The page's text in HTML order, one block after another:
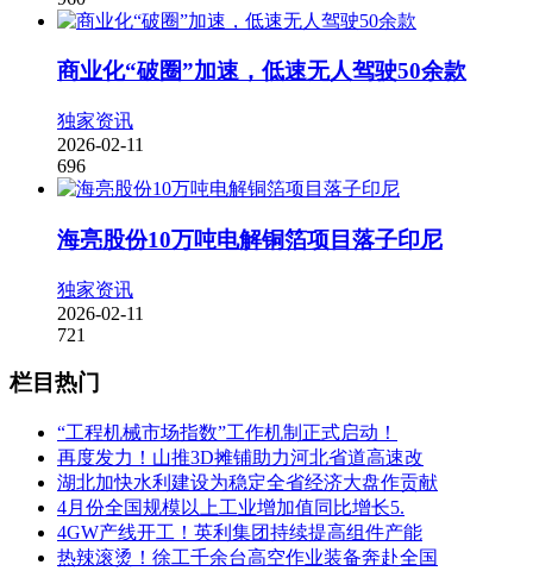
商业化“破圈”加速，低速无人驾驶50余款
独家资讯
2026-02-11
696
海亮股份10万吨电解铜箔项目落子印尼
独家资讯
2026-02-11
721
栏目热门
“工程机械市场指数”工作机制正式启动！
再度发力！山推3D摊铺助力河北省道高速改
湖北加快水利建设为稳定全省经济大盘作贡献
4月份全国规模以上工业增加值同比增长5.
4GW产线开工！英利集团持续提高组件产能
热辣滚烫！徐工千余台高空作业装备奔赴全国